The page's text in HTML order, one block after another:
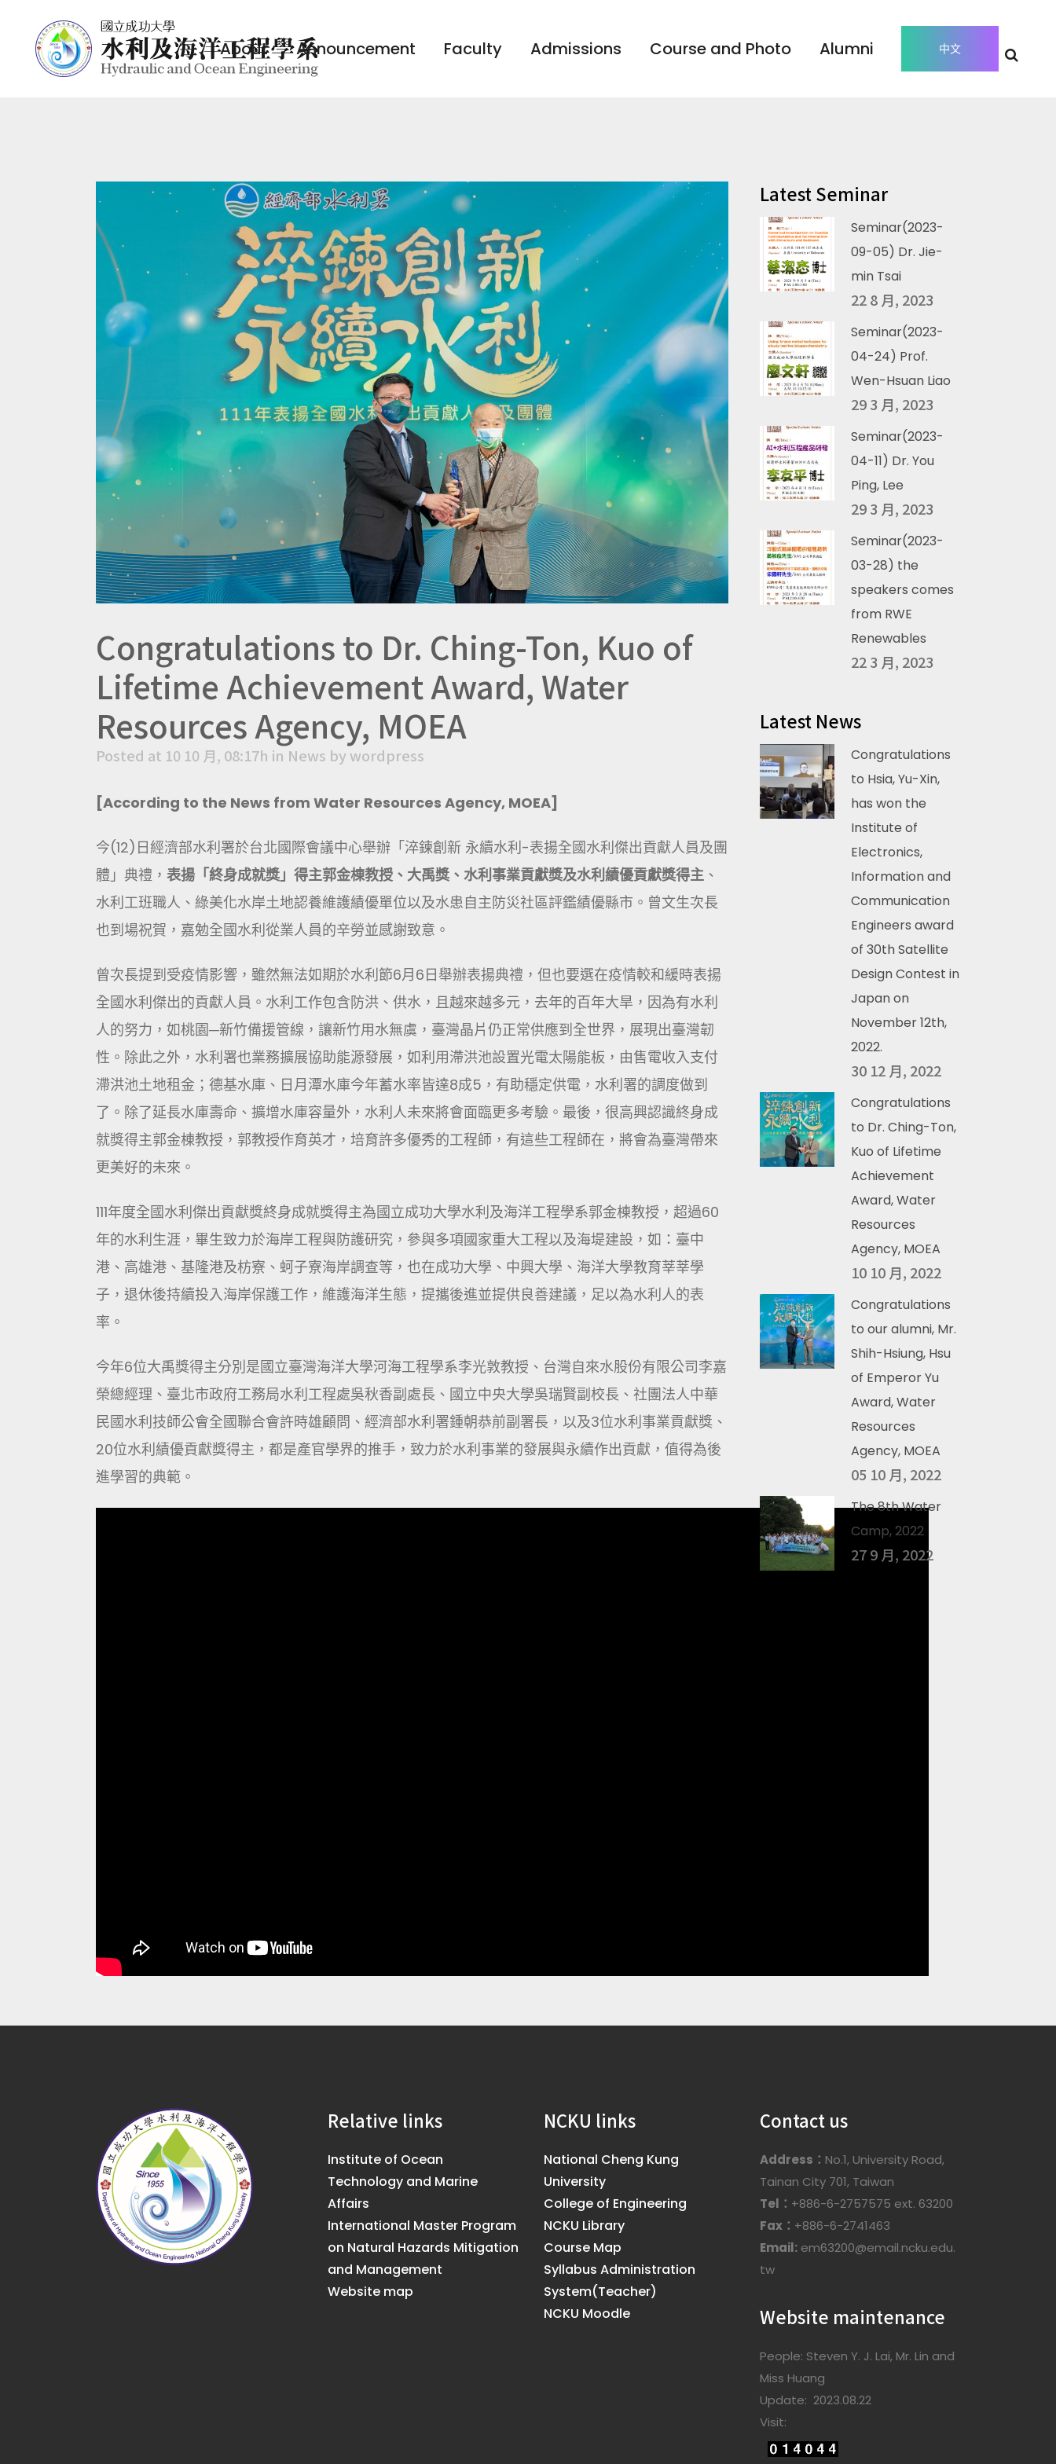
中文
About Announcement Faculty Admissions Course and Photo Alumni
Congratulations to Dr. Ching-Ton, Kuo of
Lifetime Achievement Award, Water
Resources Agency, MOEA
Posted at 10 10 月, 08:17h in News by wordpress
[According to the News from Water Resources Agency, MOEA]
今(12)日經濟部水利署於台北國際會議中心舉辦「淬鍊創新 永續水利-表揚全國水利傑出貢獻人員及團
體」典禮， 表揚「終身成就獎」得主郭金棟教授、大禹獎、水利事業貢獻獎及水利績優貢獻獎得主 、
水利工班職人、綠美化水岸土地認養維護績優單位以及水患自主防災社區評鑑績優縣市。曾文生次長
也到場祝賀，嘉勉全國水利從業人員的辛勞並感謝致意。
曾次長提到受疫情影響，雖然無法如期於水利節6月6日舉辦表揚典禮，但也要選在疫情較和緩時表揚
全國水利傑出的貢獻人員。水利工作包含防洪、供水，且越來越多元，去年的百年大旱，因為有水利
人的努力，如桃園─新竹備援管線，讓新竹用水無虞，臺灣晶片仍正常供應到全世界，展現出臺灣韌
性。除此之外，水利署也業務擴展協助能源發展，如利用滯洪池設置光電太陽能板，由售電收入支付
滯洪池土地租金；德基水庫、日月潭水庫今年蓄水率皆達8成5，有助穩定供電，水利署的調度做到
了。除了延長水庫壽命、擴增水庫容量外，水利人未來將會面臨更多考驗。最後，很高興認識終身成
就獎得主郭金棟教授，郭教授作育英才，培育許多優秀的工程師，有這些工程師在，將會為臺灣帶來
更美好的未來。
111年度全國水利傑出貢獻獎終身成就獎得主為國立成功大學水利及海洋工程學系郭金棟教授，超過60
年的水利生涯，畢生致力於海岸工程與防護研究，參與多項國家重大工程以及海堤建設，如：臺中
港、高雄港、基隆港及枋寮、蚵子寮海岸調查等，也在成功大學、中興大學、海洋大學教育莘莘學
子，退休後持續投入海岸保護工作，維護海洋生態，提攜後進並提供良善建議，足以為水利人的表
率。
今年6位大禹獎得主分別是國立臺灣海洋大學河海工程學系李光敦教授、台灣自來水股份有限公司李嘉
榮總經理、臺北市政府工務局水利工程處吳秋香副處長、國立中央大學吳瑞賢副校長、社團法人中華
民國水利技師公會全國聯合會許時雄顧問、經濟部水利署鍾朝恭前副署長，以及3位水利事業貢獻獎、
20位水利績優貢獻獎得主，都是產官學界的推手，致力於水利事業的發展與永續作出貢獻，值得為後
進學習的典範。
Latest Seminar
Seminar(2023-
09-05) Dr. Jie-
min Tsai
22 8 月, 2023
Seminar(2023-
04-24) Prof.
Wen-Hsuan Liao
29 3 月, 2023
Seminar(2023-
04-11) Dr. You
Ping, Lee
29 3 月, 2023
Seminar(2023-
03-28) the
speakers comes
from RWE
Renewables
22 3 月, 2023
Latest News
Congratulations
to Hsia, Yu-Xin,
has won the
Institute of
Electronics,
Information and
Communication
Engineers award
of 30th Satellite
Design Contest in
Japan on
November 12th,
2022.
30 12 月, 2022
Congratulations
to Dr. Ching-Ton,
Kuo of Lifetime
Achievement
Award, Water
Resources
Agency, MOEA
10 10 月, 2022
Congratulations
to our alumni, Mr.
Shih-Hsiung, Hsu
of Emperor Yu
Award, Water
Resources
Agency, MOEA
05 10 月, 2022
The 8th Water
Camp, 2022
27 9 月, 2022
Relative links
Institute of Ocean
Technology and Marine
Affairs
International Master Program
on Natural Hazards Mitigation
and Management
Website map
NCKU links
National Cheng Kung
University
College of Engineering
NCKU Library
Course Map
Syllabus Administration
System(Teacher)
NCKU Moodle
Contact us
Address： No.1, University Road,
Tainan City 701, Taiwan
Tel： +886-6-2757575 ext. 63200
Fax： +886-6-2741463
Email: em63200@email.ncku.edu.
tw
Website maintenance
People: Steven Y. J. Lai, Mr. Lin and
Miss Huang
Update: 2023.08.22
Visit: